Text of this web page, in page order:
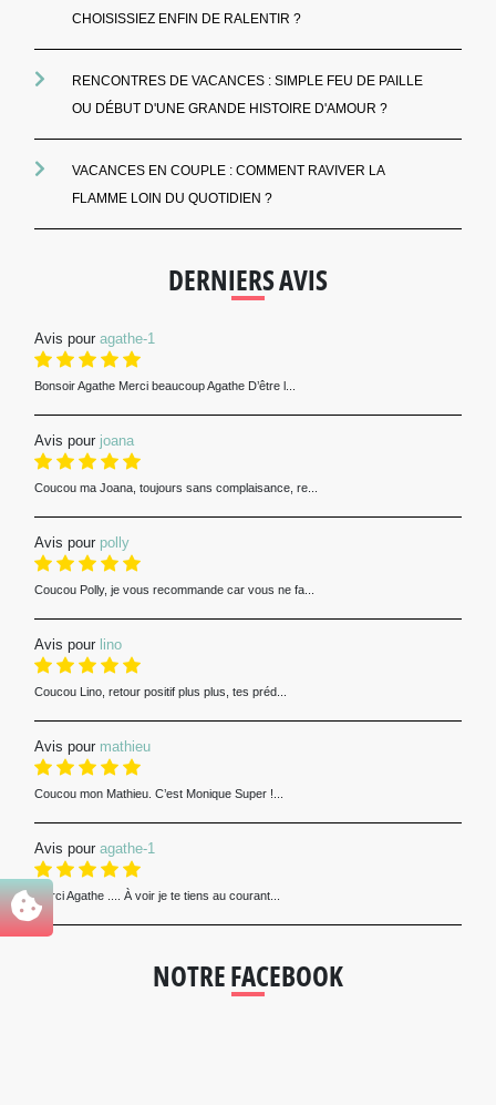
CHOISISSIEZ ENFIN DE RALENTIR ?
RENCONTRES DE VACANCES : SIMPLE FEU DE PAILLE
OU DÉBUT D'UNE GRANDE HISTOIRE D'AMOUR ?
VACANCES EN COUPLE : COMMENT RAVIVER LA
FLAMME LOIN DU QUOTIDIEN ?
DERNIERS AVIS
Avis pour agathe-1
Bonsoir Agathe Merci beaucoup Agathe D’être l...
Avis pour joana
Coucou ma Joana, toujours sans complaisance, re...
Avis pour polly
Coucou Polly, je vous recommande car vous ne fa...
Avis pour lino
Coucou Lino, retour positif plus plus, tes préd...
Avis pour mathieu
Coucou mon Mathieu. C’est Monique Super !...
Avis pour agathe-1
Merci Agathe .... À voir je te tiens au courant...
NOTRE FACEBOOK